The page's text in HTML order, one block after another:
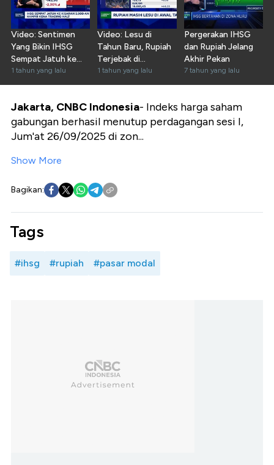
Video: Sentimen
Yang Bikin IHSG
Sempat Jatuh ke
Kisaran 5.900-an
1 tahun yang lalu
Video: Lesu di
Tahun Baru, Rupiah
Terjebak di
Rp16.200-an Per
Dolar AS
1 tahun yang lalu
Pergerakan IHSG
dan Rupiah Jelang
Akhir Pekan
7 tahun yang lalu
Jakarta, CNBC Indonesia- Indeks harga saham
gabungan berhasil menutup perdagangan sesi I,
Jum'at 26/09/2025 di zon...
Show More
Bagikan:
Tags
#ihsg #rupiah #pasar modal